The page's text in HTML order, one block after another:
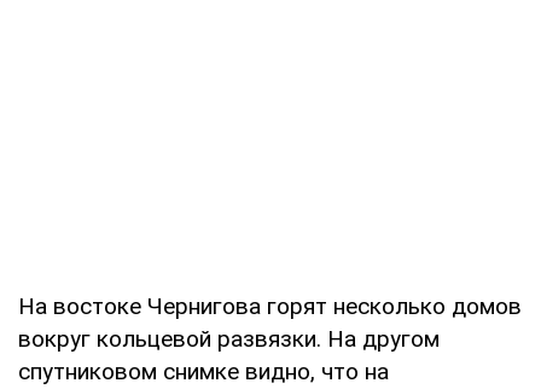
На востоке Чернигова горят несколько домов
вокруг кольцевой развязки. На другом
спутниковом снимке видно, что на